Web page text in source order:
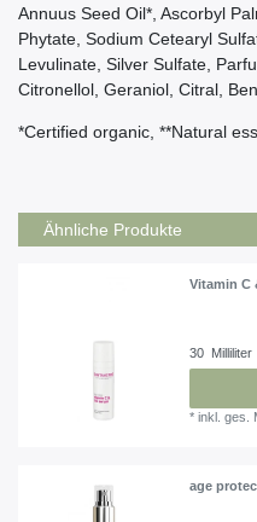
Annuus Seed Oil*, Ascorbyl
Phytate, Sodium Cetearyl
Levulinate, Silver Sulfate,
Citronellol, Geraniol, Citral,
*Certified organic, **Natural
Ähnliche Produkte
Vitamin C
30 Milliliter
*inkl. ges.
age